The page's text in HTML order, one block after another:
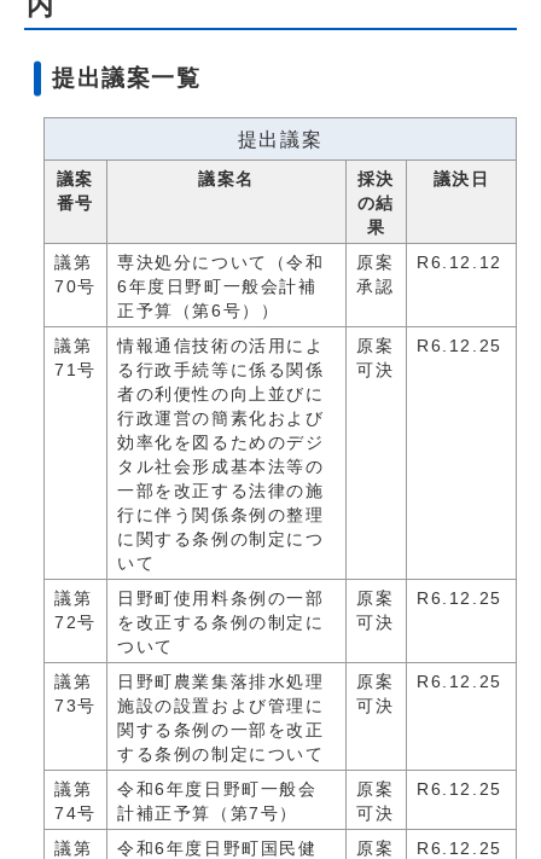
提出議案一覧
提出議案
議案
番号
議案名
採決
の結
果
議決日
議第
70号
専決処分について（令和
6年度日野町一般会計補
正予算（第6号））
原案
承認
R6.12.12
議第
71号
情報通信技術の活用によ
る行政手続等に係る関係
者の利便性の向上並びに
行政運営の簡素化および
効率化を図るためのデジ
タル社会形成基本法等の
一部を改正する法律の施
行に伴う関係条例の整理
に関する条例の制定につ
いて
原案
可決
R6.12.25
議第
72号
日野町使用料条例の一部
を改正する条例の制定に
ついて
原案
可決
R6.12.25
議第
73号
日野町農業集落排水処理
施設の設置および管理に
関する条例の一部を改正
する条例の制定について
原案
可決
R6.12.25
議第
74号
令和6年度日野町一般会
計補正予算（第7号）
原案
可決
R6.12.25
議第
令和6年度日野町国民健
原案
R6.12.25